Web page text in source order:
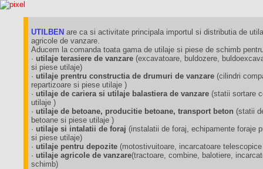
UTILBEN are ca si activitate principala importul si distributia de
agricole de vanzare.
Aducem la comanda toata gama de utilaje si piese de schimb
· utilaje terasiere de vanzare (excavatoare, buldozere,
si piese utilaje)
· utilaje prentru constructia de drumuri de vanzare (cilindri
repartizoare si piese utilaje )
· utilaje de cariera si utilaje balastiera de vanzare (statii sortare
utilaje )
· utilaje de betoane, producitie betoane, transport beton (statii
betoane si piese utilaje )
· utilaje si intalatii de foraj (instalatii de foraj, echipamente foraje
si piese utilaje)
· utilaje pentru depozite (motostivuitoare, incarcatoare
· utilaje agricole de vanzare(tractoare, combine, balotiere,
schimb)